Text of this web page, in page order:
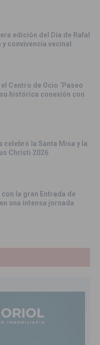
edición del Día de Rafal
convivencia vecinal
Centro de Ocio ‘Paseo
histórica conexión con
celebró la Santa Misa y la
Christi 2026
la gran Entrada de
una intensa jornada